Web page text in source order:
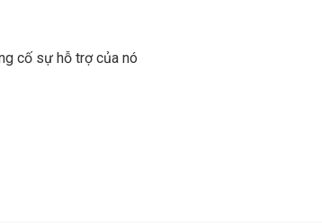
cố sự hỗ trợ của nó